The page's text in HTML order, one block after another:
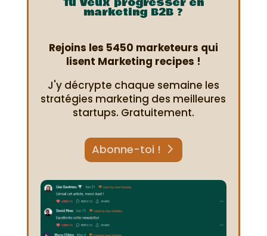
marketing B2B ?
Rejoins les 5450 marketeurs qui
lisent Marketing recipes !
J'y décrypte chaque semaine les
stratégies marketing des meilleures
startups. Gratuitement.
Abonne-toi !